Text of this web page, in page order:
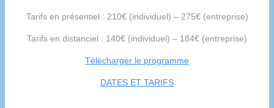
Tarifs en présentiel : 210€ (individuel) – 275€ (entreprise)
Tarifs en distanciel : 140€ (individuel) – 184€ (entreprise)
Télécharger le programme
DATES ET TARIFS